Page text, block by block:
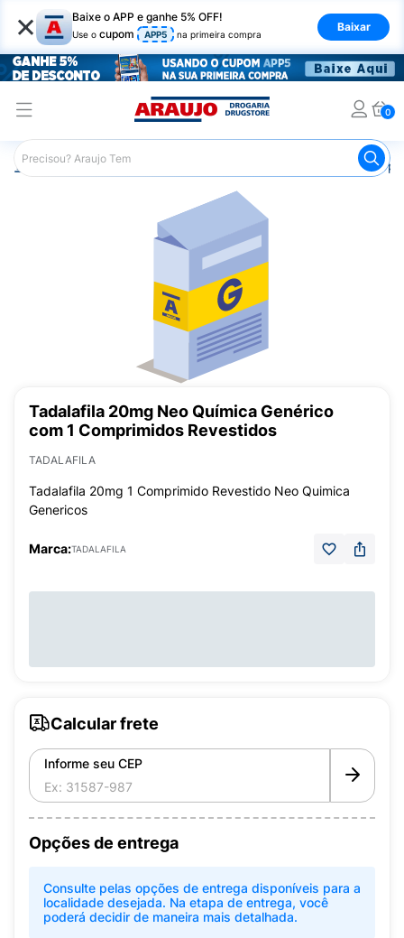
× Baixe o APP e ganhe 5% OFF!
Use o cupom APP5 na primeira compra
Baixar
0
Araujo Medicamentos Remédio
Tadalafila 20mg Neo Química Genérico
com 1 Comprimidos Revestidos
TADALAFILA
Tadalafila 20mg 1 Comprimido Revestido Neo Quimica
Genericos
Marca:TADALAFILA
Calcular frete
Informe seu CEP
Opções de entrega
Consulte pelas opções de entrega disponíveis para a
localidade desejada. Na etapa de entrega, você
poderá decidir de maneira mais detalhada.